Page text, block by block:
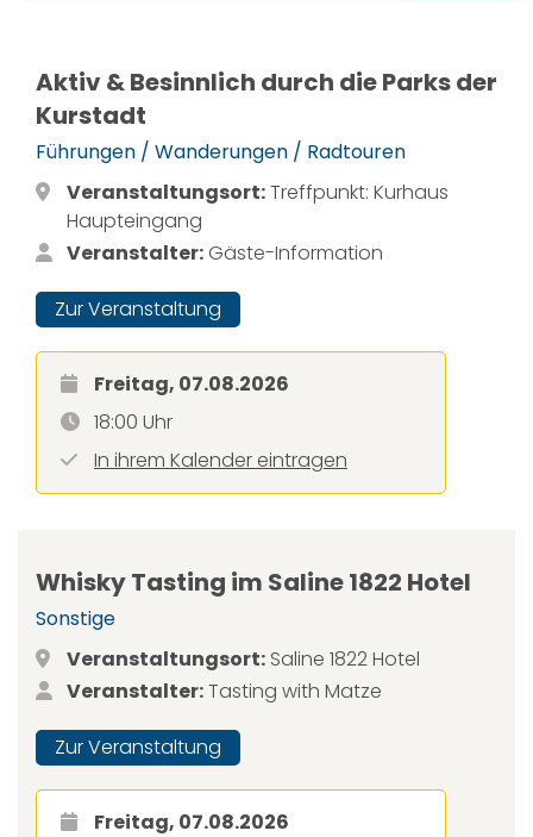
Aktiv & Besinnlich durch die Parks der
Kurstadt
Führungen / Wanderungen / Radtouren
Veranstaltungsort:Treffpunkt: Kurhaus
Haupteingang
Veranstalter: Gäste-Information
Zur Veranstaltung
Freitag, 07.08.2026
18:00 Uhr
In ihrem Kalender eintragen
Whisky Tasting im Saline 1822 Hotel
Sonstige
Veranstaltungsort: Saline 1822 Hotel
Veranstalter:Tasting with Matze
Zur Veranstaltung
Freitag, 07.08.2026